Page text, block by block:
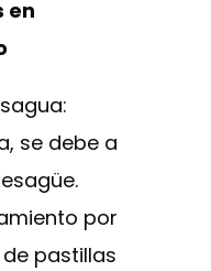
en
se debe a
por
pastillas